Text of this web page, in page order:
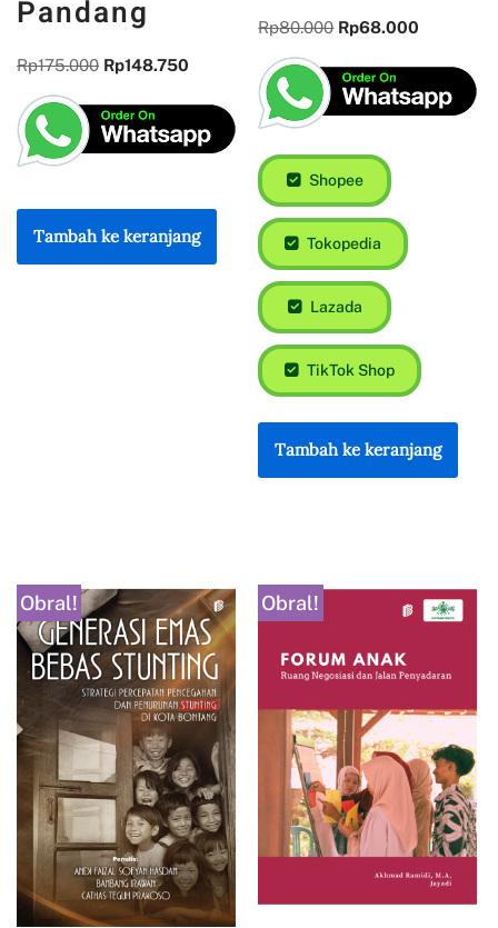
Pandang
Rp175.000 Rp148.750
Tambah ke keranjang
Rp80.000 Rp68.000
Shopee
Tokopedia
Lazada
TikTok Shop
Tambah ke keranjang
Obral! Obral!